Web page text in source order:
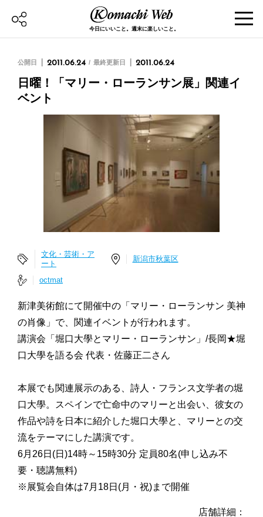
今日にいいこと。週末に楽しいこと。
公開日 2011.06.24 最終更新日 2011.06.24
日曜！「マリー・ローランサン展」関連イ
ベント
文化・芸術・ア
ート
新潟市秋葉区
octmat
新津美術館にて開催中の「マリー・ローランサン 美神
の肖像」で、関連イベントが行われます。
講演会「堀口大學とマリー・ローランサン」/長岡★堀
口大學を語る会 代表・佐藤正二さん
本展でも関連展示のある、詩人・フランス文学者の堀
口大學。スペインで亡命中のマリーと出会い、彼女の
作品や詩を日本に紹介した堀口大學と、マリーとの交
流をテーマにした講演です。
6月26日(日)14時～15時30分 定員80名(申し込み不
要・聴講無料)
※展覧会自体は7月18日(月・祝)まで開催
店舗詳細：